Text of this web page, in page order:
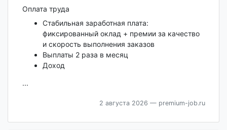
Оплата труда
Стабильная заработная плата:
фиксированный оклад + премии за качество
и скорость выполнения заказов
Выплаты 2 раза в месяц
Доход
...
2 августа 2026 — premium-job.ru